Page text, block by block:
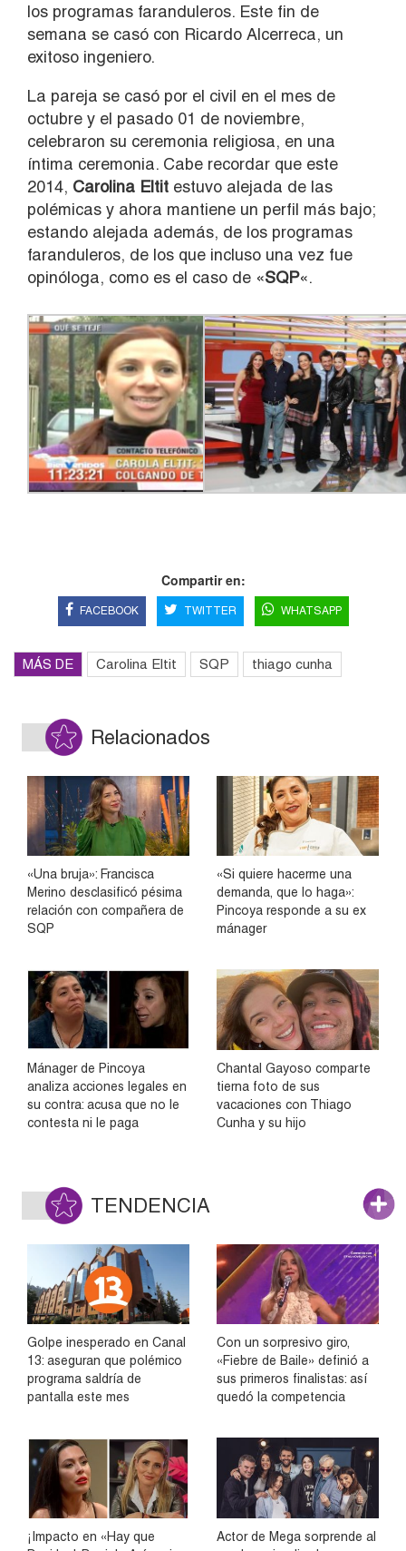
los programas faranduleros. Este fin de
semana se casó con Ricardo Alcerreca, un
exitoso ingeniero.
La pareja se casó por el civil en el mes de
octubre y el pasado 01 de noviembre,
celebraron su ceremonia religiosa, en una
íntima ceremonia. Cabe recordar que este
2014, Carolina Eltit estuvo alejada de las
polémicas y ahora mantiene un perfil más bajo;
estando alejada además, de los programas
faranduleros, de los que incluso una vez fue
opinóloga, como es el caso de «SQP«.
Compartir en:
FACEBOOK TWITTER WHATSAPP
MÁS DE Carolina Eltit SQP thiago cunha
Relacionados
«Una bruja»: Francisca
Merino desclasificó pésima
relación con compañera de
SQP
«Si quiere hacerme una
demanda, que lo haga»:
Pincoya responde a su ex
mánager
Mánager de Pincoya
analiza acciones legales en
su contra: acusa que no le
contesta ni le paga
Chantal Gayoso comparte
tierna foto de sus
vacaciones con Thiago
Cunha y su hijo
TENDENCIA
Golpe inesperado en Canal
13: aseguran que polémico
programa saldría de
pantalla este mes
Con un sorpresivo giro,
«Fiebre de Baile» definió a
sus primeros finalistas: así
quedó la competencia
¡Impacto en «Hay que
Actor de Mega sorprende al